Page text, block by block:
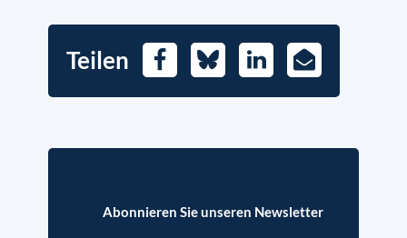
Teilen FacebookBlueskyLinkedIn
E-
Mail
Abonnieren Sie unseren Newsletter